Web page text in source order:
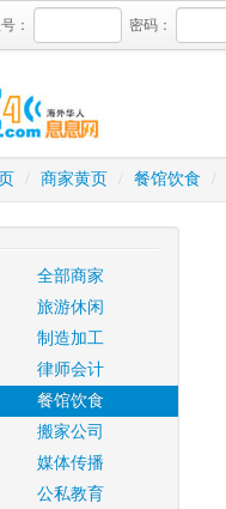
： 密码：
/ 商家黄页 / 餐馆饮食 /
全部商家
旅游休闲
制造加工
律师会计
餐馆饮食
搬家公司
媒体传播
公私教育